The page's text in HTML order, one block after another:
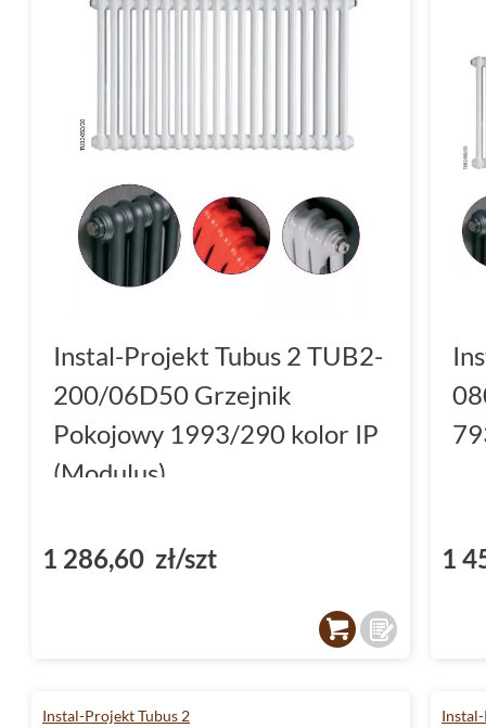
Instal-Projekt Tubus 2 TUB2-
200/06D50 Grzejnik
Pokojowy 1993/290 kolor IP
(Modulus)
1 286,60 zł/szt 1
Instal-Projekt Tubus 2